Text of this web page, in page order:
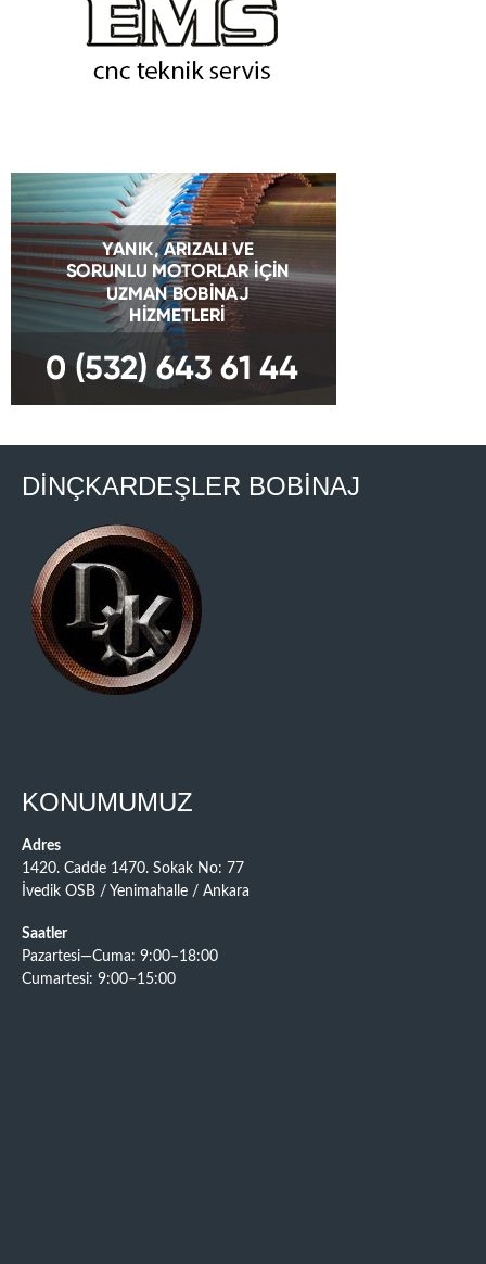
DİNÇKARDEŞLER BOBİNAJ
KONUMUMUZ
Adres
1420. Cadde 1470. Sokak No: 77
İvedik OSB / Yenimahalle / Ankara
Saatler
Pazartesi—Cuma: 9:00–18:00
Cumartesi: 9:00–15:00